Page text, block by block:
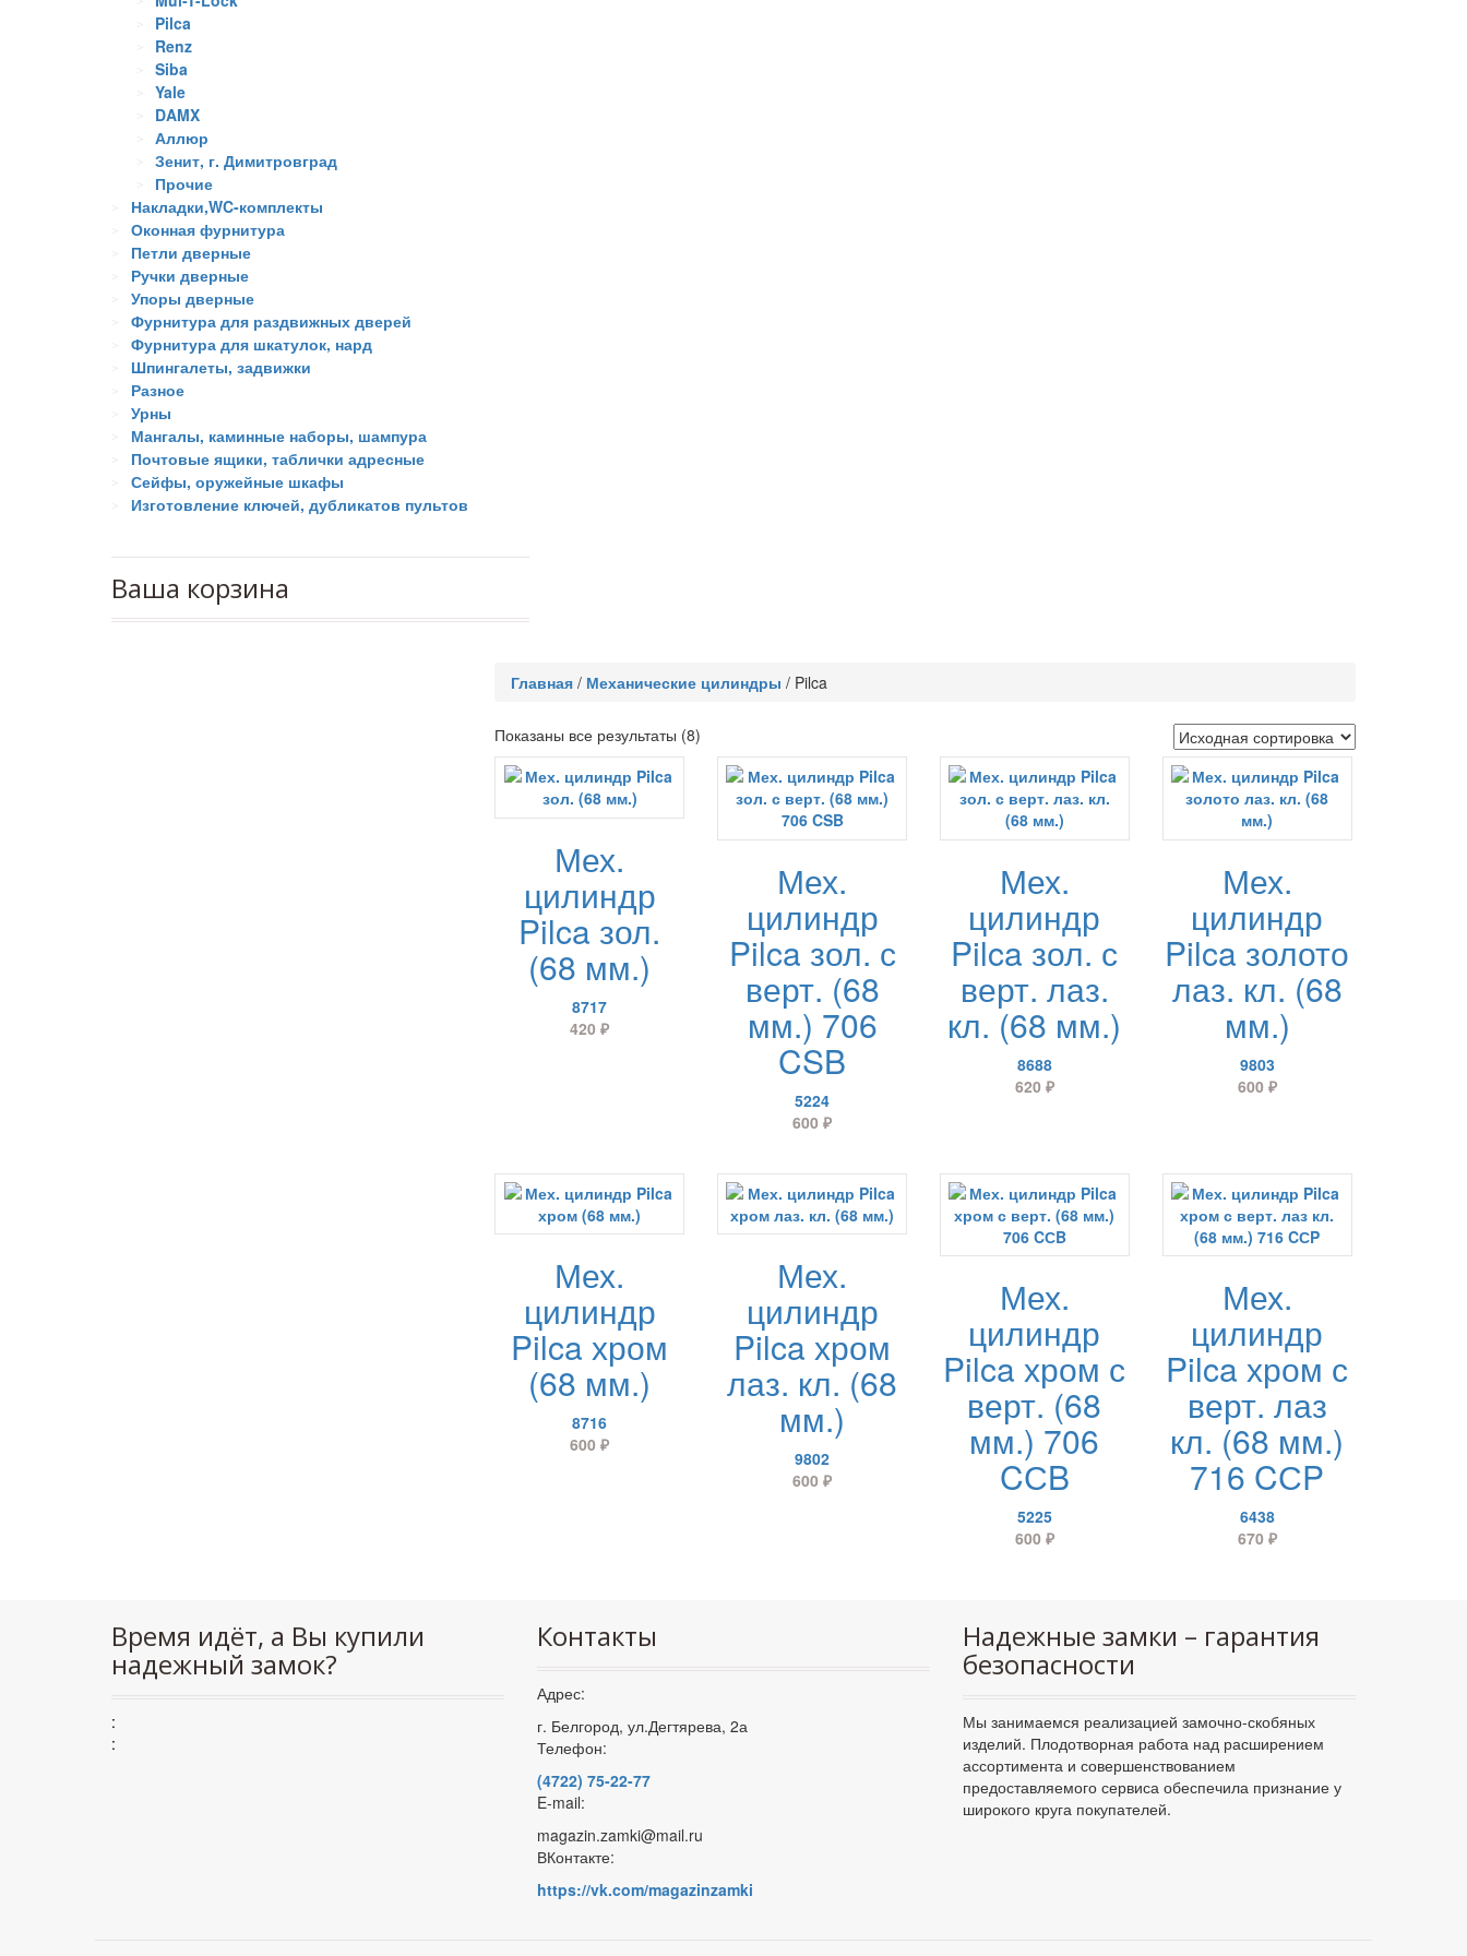
Pilca
Renz
Siba
Yale
DAMX
Аллюр
Зенит, г. Димитровград
Прочие
Накладки,WC-комплекты
Оконная фурнитура
Петли дверные
Ручки дверные
Упоры дверные
Фурнитура для раздвижных дверей
Фурнитура для шкатулок, нард
Шпингалеты, задвижки
Разное
Урны
Мангалы, каминные наборы, шампура
Почтовые ящики, таблички адресные
Сейфы, оружейные шкафы
Изготовление ключей, дубликатов пультов
Ваша корзина
Главная / Механические цилиндры / Pilca
Показаны все результаты (8)
Мех.
цилиндр
Pilca зол.
(68 мм.)
8717
420₽
Мех.
цилиндр
Pilca зол. с
верт. (68
мм.) 706
CSB
5224
600 ₽
Мех.
цилиндр
Pilca зол. с
верт. лаз.
кл. (68 мм.)
8688
620 ₽
Мех.
цилиндр
Pilca золото
лаз. кл. (68
мм.)
9803
600 ₽
Мех.
цилиндр
Pilca хром
(68 мм.)
8716
600₽
Мех.
цилиндр
Pilca хром
лаз. кл. (68
мм.)
9802
600 ₽
Мех.
цилиндр
Pilca хром с
верт. (68
мм.) 706
CСB
5225
600 ₽
Мех.
цилиндр
Pilca хром с
верт. лаз
кл. (68 мм.)
716 CСP
6438
670 ₽
Время идёт, а Вы купили
надежный замок?
:
:
Контакты
Адрес:
г. Белгород, ул.Дегтярева, 2а
Телефон:
(4722) 75-22-77
E-mail:
magazin.zamki@mail.ru
ВКонтакте:
https://vk.com/magazinzamki
Надежные замки – гарантия
безопасности
Мы занимаемся реализацией замочно-скобяных
изделий. Плодотворная работа над расширением
ассортимента и совершенствованием
предоставляемого сервиса обеспечила признание у
широкого круга покупателей.